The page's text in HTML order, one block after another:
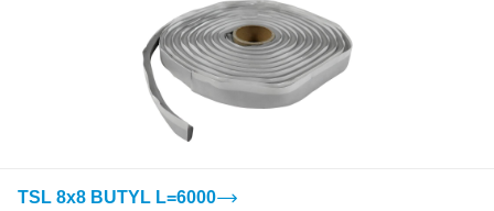
TSL 8x8 BUTYL L=6000